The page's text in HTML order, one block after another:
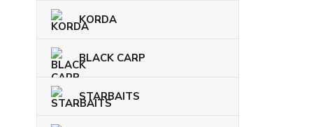
KORDA
BLACK CARP
STARBAITS